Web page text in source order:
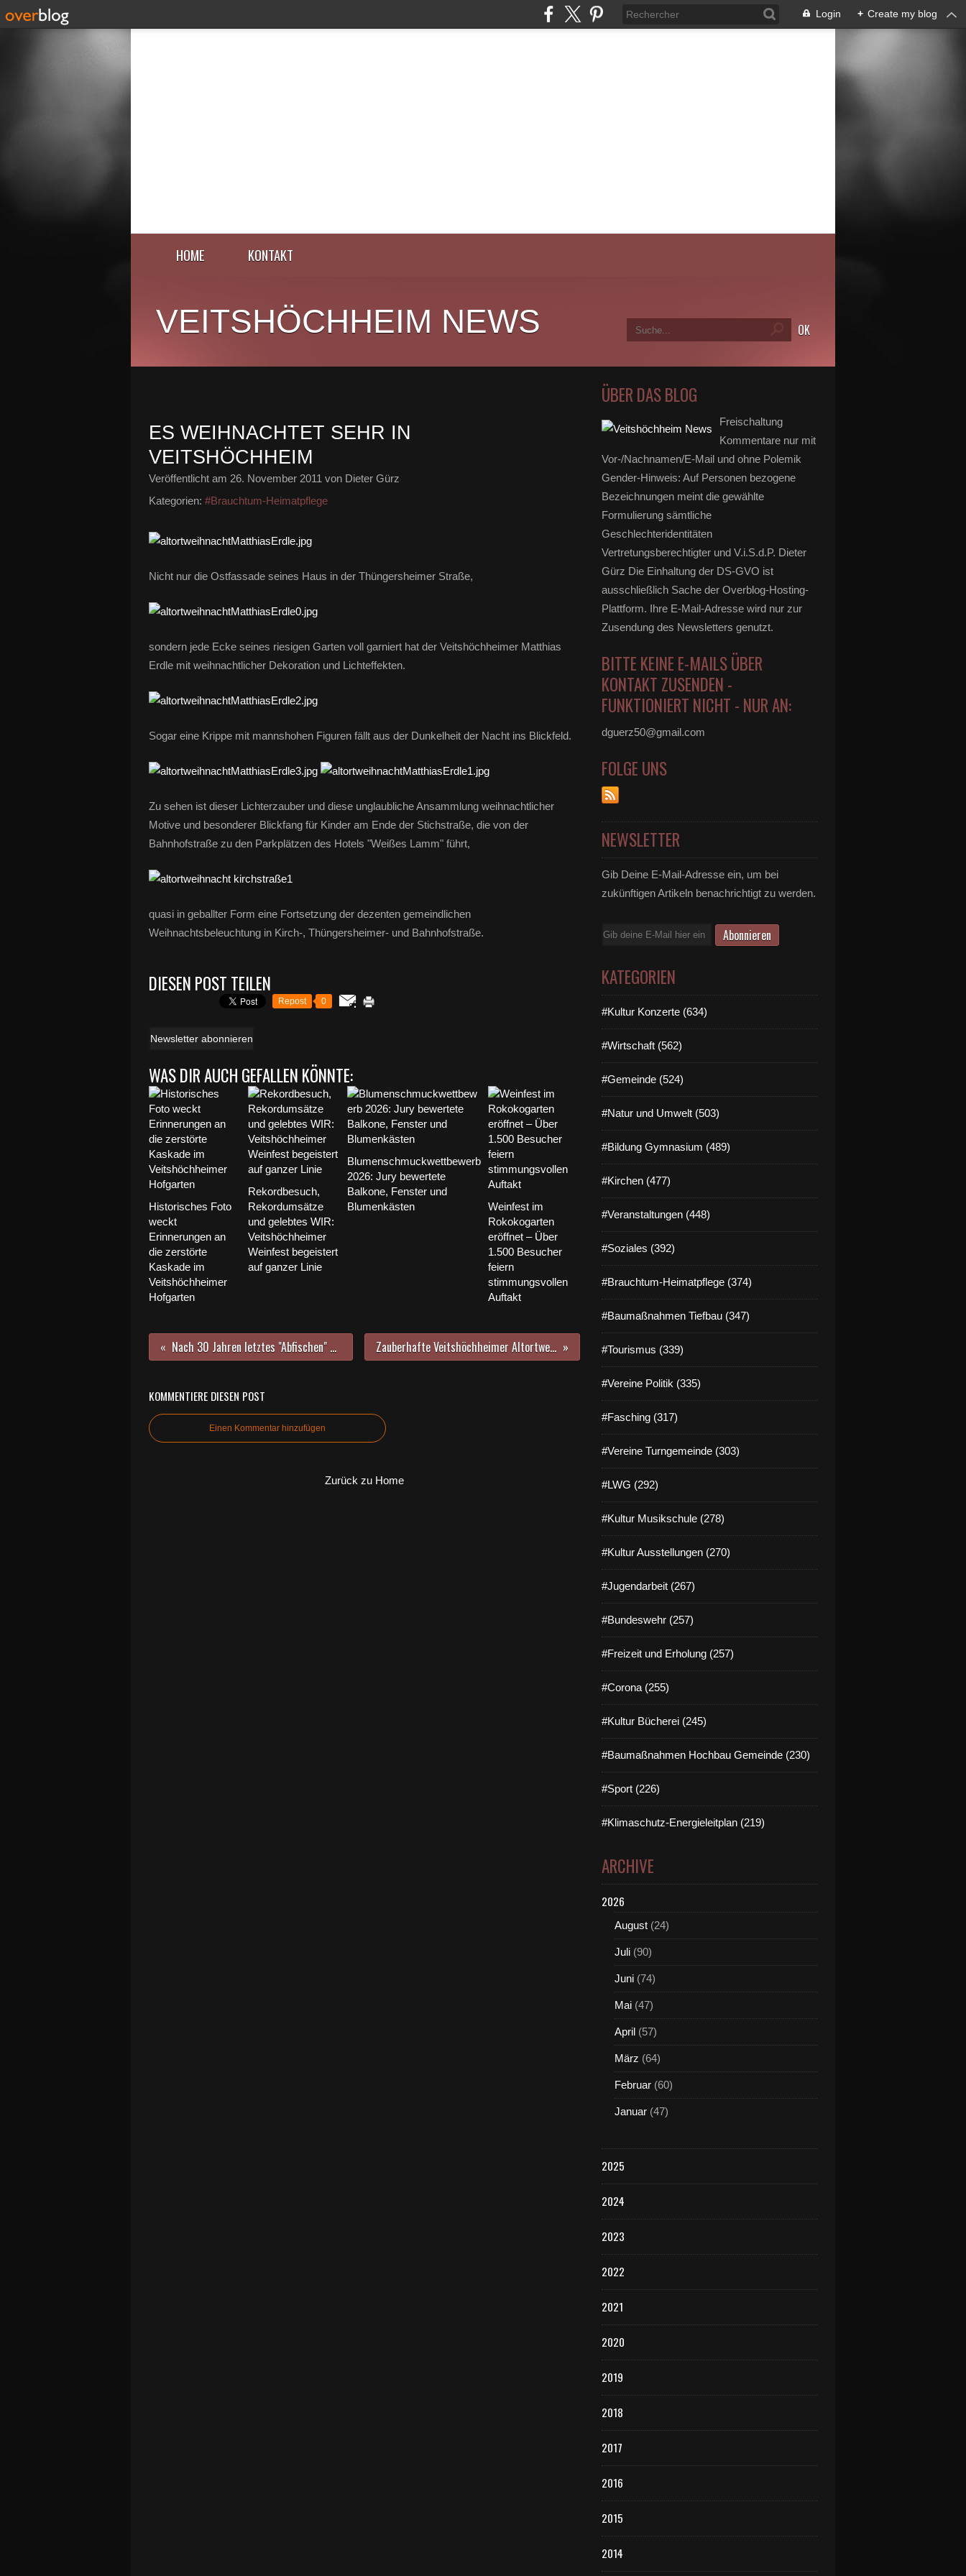
Login + Create my blog
HOME KONTAKT
VEITSHÖCHHEIM NEWS
ES WEIHNACHTET SEHR IN
VEITSHÖCHHEIM
Veröffentlicht am 26. November 2011 von Dieter Gürz
Kategorien: #Brauchtum-Heimatpflege
Nicht nur die Ostfassade seines Haus in der Thüngersheimer Straße,
sondern jede Ecke seines riesigen Garten voll garniert hat der Veitshöchheimer Matthias
Erdle mit weihnachtlicher Dekoration und Lichteffekten.
Sogar eine Krippe mit mannshohen Figuren fällt aus der Dunkelheit der Nacht ins Blickfeld.
Zu sehen ist dieser Lichterzauber und diese unglaubliche Ansammlung weihnachtlicher
Motive und besonderer Blickfang für Kinder am Ende der Stichstraße, die von der
Bahnhofstraße zu den Parkplätzen des Hotels "Weißes Lamm" führt,
quasi in geballter Form eine Fortsetzung der dezenten gemeindlichen
Weihnachtsbeleuchtung in Kirch-, Thüngersheimer- und Bahnhofstraße.
DIESEN POST TEILEN
Repost 0
Newsletter abonnieren
WAS DIR AUCH GEFALLEN KÖNNTE:
Historisches Foto
weckt
Erinnerungen an
die zerstörte
Kaskade im
Veitshöchheimer
Hofgarten
Rekordbesuch,
Rekordumsätze
und gelebtes WIR:
Veitshöchheimer
Weinfest begeistert
auf ganzer Linie
Blumenschmuckwettbewerb
2026: Jury bewertete
Balkone, Fenster und
Blumenkästen
Weinfest im
Rokokogarten
eröffnet – Über
1.500 Besucher
feiern
stimmungsvollen
Auftakt
Nach 30 Jahren letztes "Abfischen" der Veitshöchheimer Rokokogarten-Seen durch Karlheinz Schlereth Zauberhafte Veitshöchheimer Altortweihnacht mit 46 Ausstellern und kulturellem Rahmenprogramm eröffnet
KOMMENTIERE DIESEN POST
Einen Kommentar hinzufügen
Zurück zu Home
ÜBER DAS BLOG
Freischaltung
Kommentare nur mit
Vor-/Nachnamen/E-Mail und ohne Polemik
Gender-Hinweis: Auf Personen bezogene
Bezeichnungen meint die gewählte
Formulierung sämtliche
Geschlechteridentitäten
Vertretungsberechtigter und V.i.S.d.P. Dieter
Gürz Die Einhaltung der DS-GVO ist
ausschließlich Sache der Overblog-Hosting-
Plattform. Ihre E-Mail-Adresse wird nur zur
Zusendung des Newsletters genutzt.
BITTE KEINE E-MAILS ÜBER
KONTAKT ZUSENDEN -
FUNKTIONIERT NICHT - NUR AN:
dguerz50@gmail.com
FOLGE UNS
NEWSLETTER
Gib Deine E-Mail-Adresse ein, um bei
zukünftigen Artikeln benachrichtigt zu werden.
E-
KATEGORIEN
#Kultur Konzerte (634)
#Wirtschaft (562)
#Gemeinde (524)
#Natur und Umwelt (503)
#Bildung Gymnasium (489)
#Kirchen (477)
#Veranstaltungen (448)
#Soziales (392)
#Brauchtum-Heimatpflege (374)
#Baumaßnahmen Tiefbau (347)
#Tourismus (339)
#Vereine Politik (335)
#Fasching (317)
#Vereine Turngemeinde (303)
#LWG (292)
#Kultur Musikschule (278)
#Kultur Ausstellungen (270)
#Jugendarbeit (267)
#Bundeswehr (257)
#Freizeit und Erholung (257)
#Corona (255)
#Kultur Bücherei (245)
#Baumaßnahmen Hochbau Gemeinde (230)
#Sport (226)
#Klimaschutz-Energieleitplan (219)
ARCHIVE
2026
August (24)
Juli (90)
Juni (74)
Mai (47)
April (57)
März (64)
Februar (60)
Januar (47)
2025
2024
2023
2022
2021
2020
2019
2018
2017
2016
2015
2014